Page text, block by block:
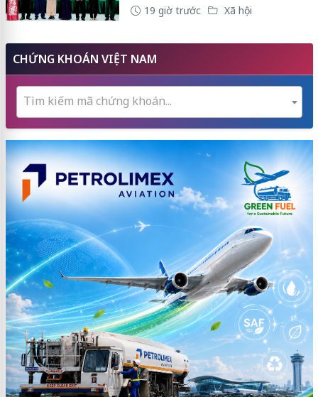
19 giờ trước Xã hội
CHỨNG KHOÁN VIỆT NAM
Tìm kiếm mã chứng khoán...